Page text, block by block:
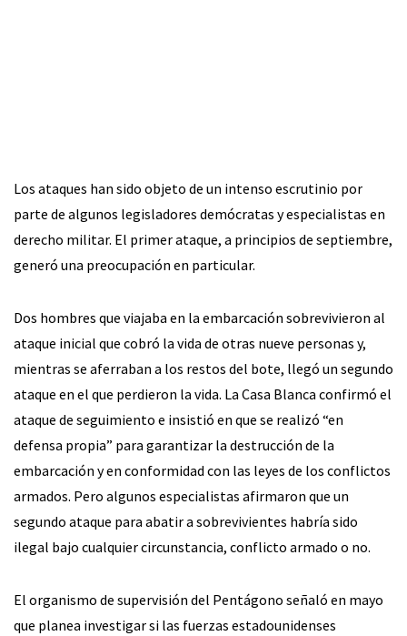
Los ataques han sido objeto de un intenso escrutinio por
parte de algunos legisladores demócratas y especialistas en
derecho militar. El primer ataque, a principios de septiembre,
generó una preocupación en particular.
Dos hombres que viajaba en la embarcación sobrevivieron al
ataque inicial que cobró la vida de otras nueve personas y,
mientras se aferraban a los restos del bote, llegó un segundo
ataque en el que perdieron la vida. La Casa Blanca confirmó el
ataque de seguimiento e insistió en que se realizó “en
defensa propia” para garantizar la destrucción de la
embarcación y en conformidad con las leyes de los conflictos
armados. Pero algunos especialistas afirmaron que un
segundo ataque para abatir a sobrevivientes habría sido
ilegal bajo cualquier circunstancia, conflicto armado o no.
El organismo de supervisión del Pentágono señaló en mayo
que planea investigar si las fuerzas estadounidenses